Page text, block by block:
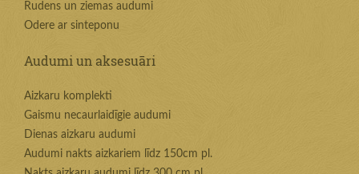
Rudens un ziemas audumi
Odere ar sinteponu
Audumi un aksesuāri
Aizkaru komplekti
Gaismu necaurlaidīgie audumi
Dienas aizkaru audumi
Audumi nakts aizkariem līdz 150cm pl.